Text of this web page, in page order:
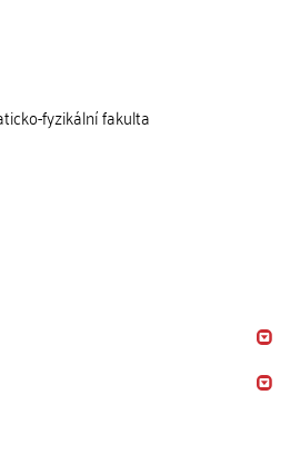
fyzikální fakulta